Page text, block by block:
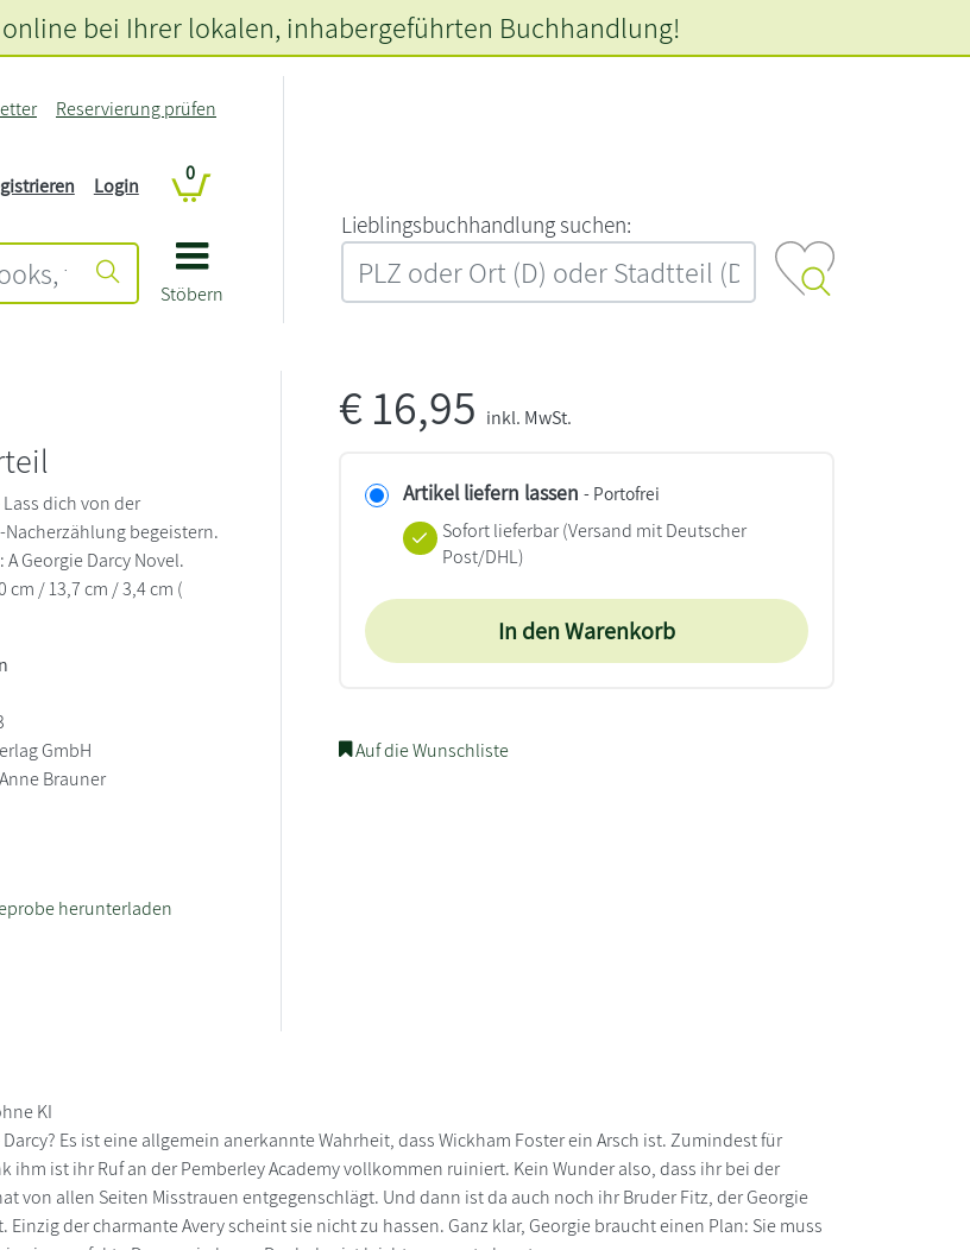
Stöbern
Reservierung prüfen
Login
0
L‍i‍e‍b‍l‍i‍n‍g‍s‍b‍u‍c‍h‍h‍a‍n‍d‍l‍u‍n‍g‍ ‍s‍u‍c‍h‍e‍n‍:‍
bei Ihrer lokalen, inhabergeführten Buchhandlung!
dich von der
begeistern.
Georgie Darcy Novel.
cm / 13,7 cm / 3,4 cm (
GmbH
Brauner
herunterladen
€16,95 inkl. MwSt.
Artikel liefern lassen - Portofrei
Sofort lieferbar(Versand mit Deutscher
Post/DHL)
In den Warenkorb
Auf die Wunschliste
KI
Es ist eine allgemein anerkannte Wahrheit, dass Wickham Foster ein Arsch ist. Zumindest für
ihm ist ihr Ruf an der Pemberley Academy vollkommen ruiniert. Kein Wunder also, dass ihr bei der
von allen Seiten Misstrauen entgegenschlägt. Und dann ist da auch noch ihr Bruder Fitz, der Georgie
der charmante Avery scheint sie nicht zu hassen. Ganz klar, Georgie braucht einen Plan: Sie muss